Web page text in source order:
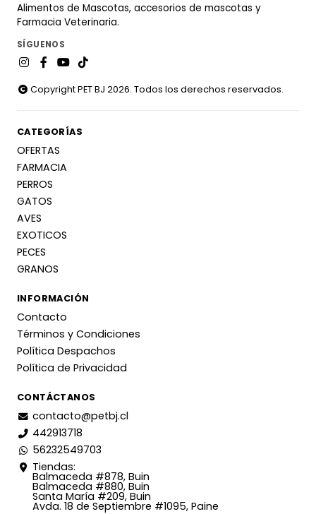
Alimentos de Mascotas, accesorios de mascotas y
Farmacia Veterinaria.
SÍGUENOS
Copyright PET BJ 2026. Todos los derechos reservados.
CATEGORÍAS
OFERTAS
FARMACIA
PERROS
GATOS
AVES
EXOTICOS
PECES
GRANOS
INFORMACIÓN
Contacto
Términos y Condiciones
Política Despachos
Política de Privacidad
CONTÁCTANOS
contacto@petbj.cl
442913718
56232549703
Tiendas:
Balmaceda #878, Buin
Balmaceda #880, Buin
Santa María #209, Buin
Avda. 18 de Septiembre #1095, Paine